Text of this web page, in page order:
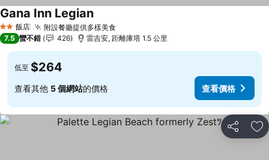
2 星級飯店 附設餐廳提供多樣美食查看價格
Gana Inn Legian查看價格
7.5 蠻不錯 426 雷吉安, 距離庫塔 1.5 公里
低至 $264
查看其他 5 個網站的價格 查看價格
分享 加